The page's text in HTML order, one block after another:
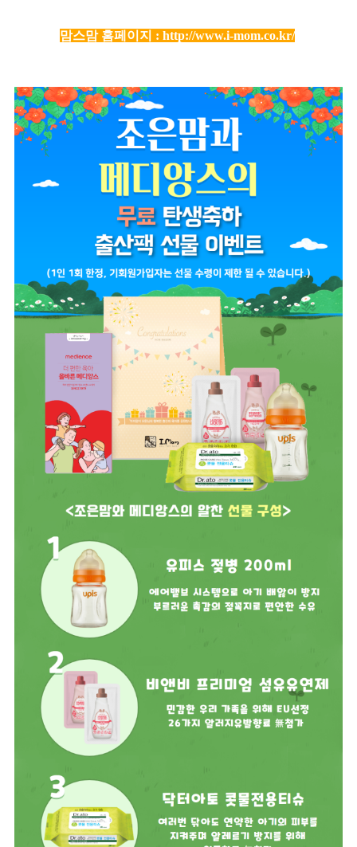
맘스맘 홈페이지 : http://www.i-mom.co.kr/